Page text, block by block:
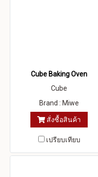
Cube Baking Oven
Cube
Brand : Miwe
สั่งซื้อสินค้า
เปรียบเทียบ